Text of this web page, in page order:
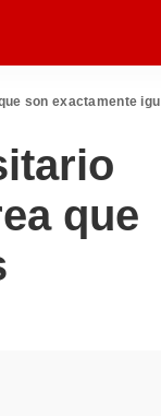
son exactamente iguales
que